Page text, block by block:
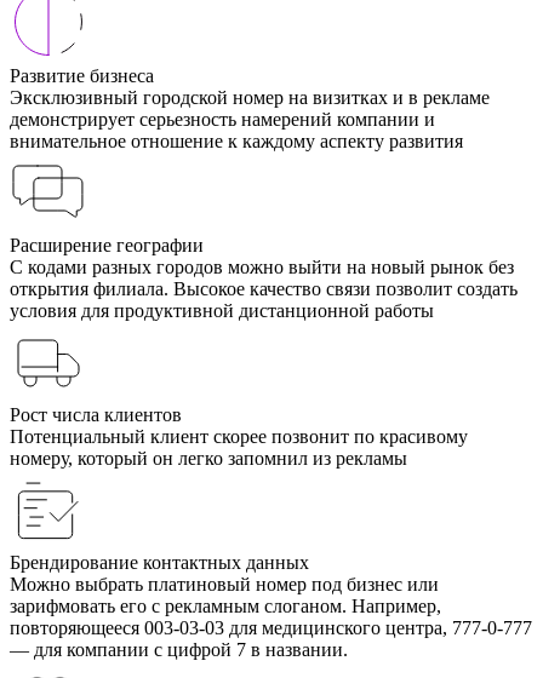
Развитие бизнеса
Эксклюзивный городской номер на визитках и в рекламе
демонстрирует серьезность намерений компании и
внимательное отношение к каждому аспекту развития
Расширение географии
С кодами разных городов можно выйти на новый рынок без
открытия филиала. Высокое качество связи позволит создать
условия для продуктивной дистанционной работы
Рост числа клиентов
Потенциальный клиент скорее позвонит по красивому
номеру, который он легко запомнил из рекламы
Брендирование контактных данных
Можно выбрать платиновый номер под бизнес или
зарифмовать его с рекламным слоганом. Например,
повторяющееся 003-03-03 для медицинского центра, 777-0-777
— для компании с цифрой 7 в названии.